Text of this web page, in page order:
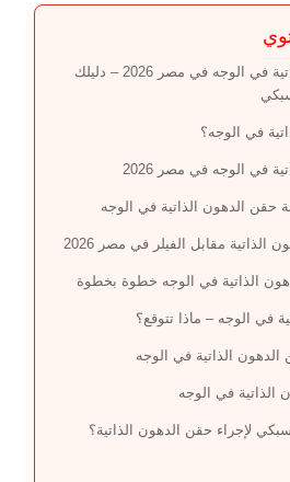
تكلفة حقن الدهون الذاتية في الوجه في مصر 2026 – دليلك
في الوجه؟
في الوجه في مصر 2026
حقن الدهون الذاتية في الوجه
الذاتية مقابل الفيلر في مصر 2026
الذاتية في الوجه خطوة بخطوة
في الوجه – ماذا تتوقع؟
الذاتية في الوجه
الذاتية في الوجه
لإجراء حقن الدهون الذاتية؟